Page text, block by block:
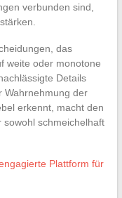
verbunden sind,
das
weite oder monotone
Details
Wahrnehmung der
erkennt, macht den
sowohl schmeichelhaft
Plattform für